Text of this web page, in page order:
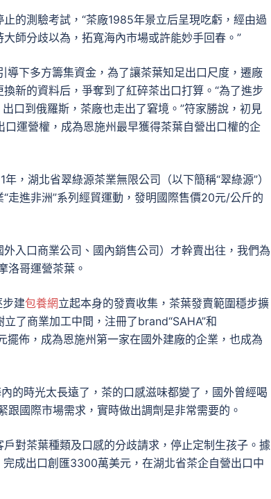
的測驗考試，“茶廠1985年景立后呈現吃虧，經由過
師分歧以為，拓寬海內市場或許能妙手回春。”
下多方籌集資金，為了讓茶葉知足出口尺度，遷廠
新的資料后，爭奪到了紅碎茶出口打算。“為了進步
口到俄羅斯，茶廠也走出了窘境。”符家勝說，初見
運營權，成為恩施州最早獲得茶葉自營出口權的企
，湖北省翠綠源茶業無限公司（以下簡稱“翠綠源”）
走進非洲”系列經貿運動，發明國際售價20元/公斤的
入口商業公司、國內銷售公司）才幹賣出往，我們為
洛哥運營茶葉。
步建包養網立起本身的發賣收集，茶葉發賣範圍穩步擴
了商業加工中間，注冊了brand“SAHA”和
擺佈，成為恩施州第一家在國外建廠的企業，也成為
的時光太長遠了，茶的口感滋味都變了，國外曾經喝
國際市場需求，實時做出調劑是非常需要的。
對茶葉種類及口感的分歧請求，停止定制生孩子。據
成出口創匯3300萬美元，在湖北省茶企自營出口中